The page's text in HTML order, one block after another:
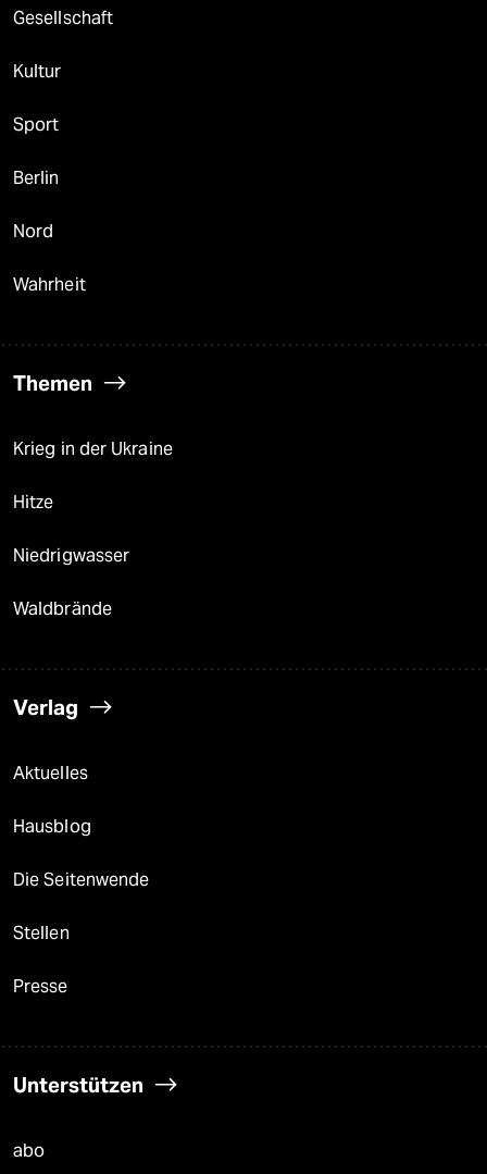
Gesellschaft
Kultur
Sport
Berlin
Nord
Wahrheit
Themen
Krieg in der Ukraine
Hitze
Niedrigwasser
Waldbrände
Verlag
Aktuelles
Hausblog
Die Seitenwende
Stellen
Presse
Unterstützen
abo